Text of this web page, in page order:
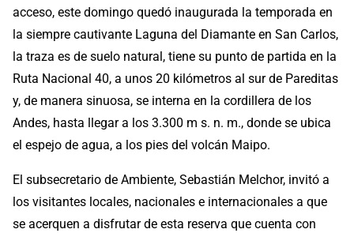
acceso, este domingo quedó inaugurada la temporada en
la siempre cautivante Laguna del Diamante en San Carlos,
la traza es de suelo natural, tiene su punto de partida en la
Ruta Nacional 40, a unos 20 kilómetros al sur de Pareditas
y, de manera sinuosa, se interna en la cordillera de los
Andes, hasta llegar a los 3.300 m s. n. m., donde se ubica
el espejo de agua, a los pies del volcán Maipo.
El subsecretario de Ambiente, Sebastián Melchor, invitó a
los visitantes locales, nacionales e internacionales a que
se acerquen a disfrutar de esta reserva que cuenta con